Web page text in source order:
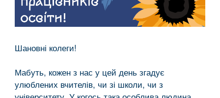
Шановні колеги!
Мабуть, кожен з нас у цей день згадує
улюблених вчителів, чи зі школи, чи з